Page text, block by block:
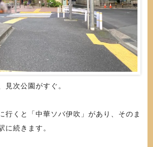
見次公園がすぐ。
行くと「中華ソバ伊吹」があり、そのま
に続きます。